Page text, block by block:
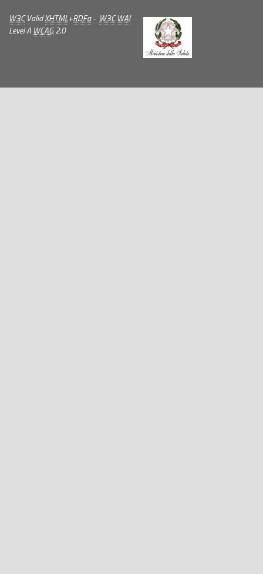
W3CValidXHTML+RDFa- W3C WAI
Level A WCAG2.0